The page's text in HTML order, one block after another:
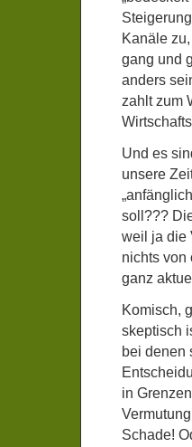
Kanäle
gang und
anders
zahlt zum
Und es
unsere
soll???
weil ja die
nichts von
ganz
Komisch,
skeptisch
bei denen
in
Schade!